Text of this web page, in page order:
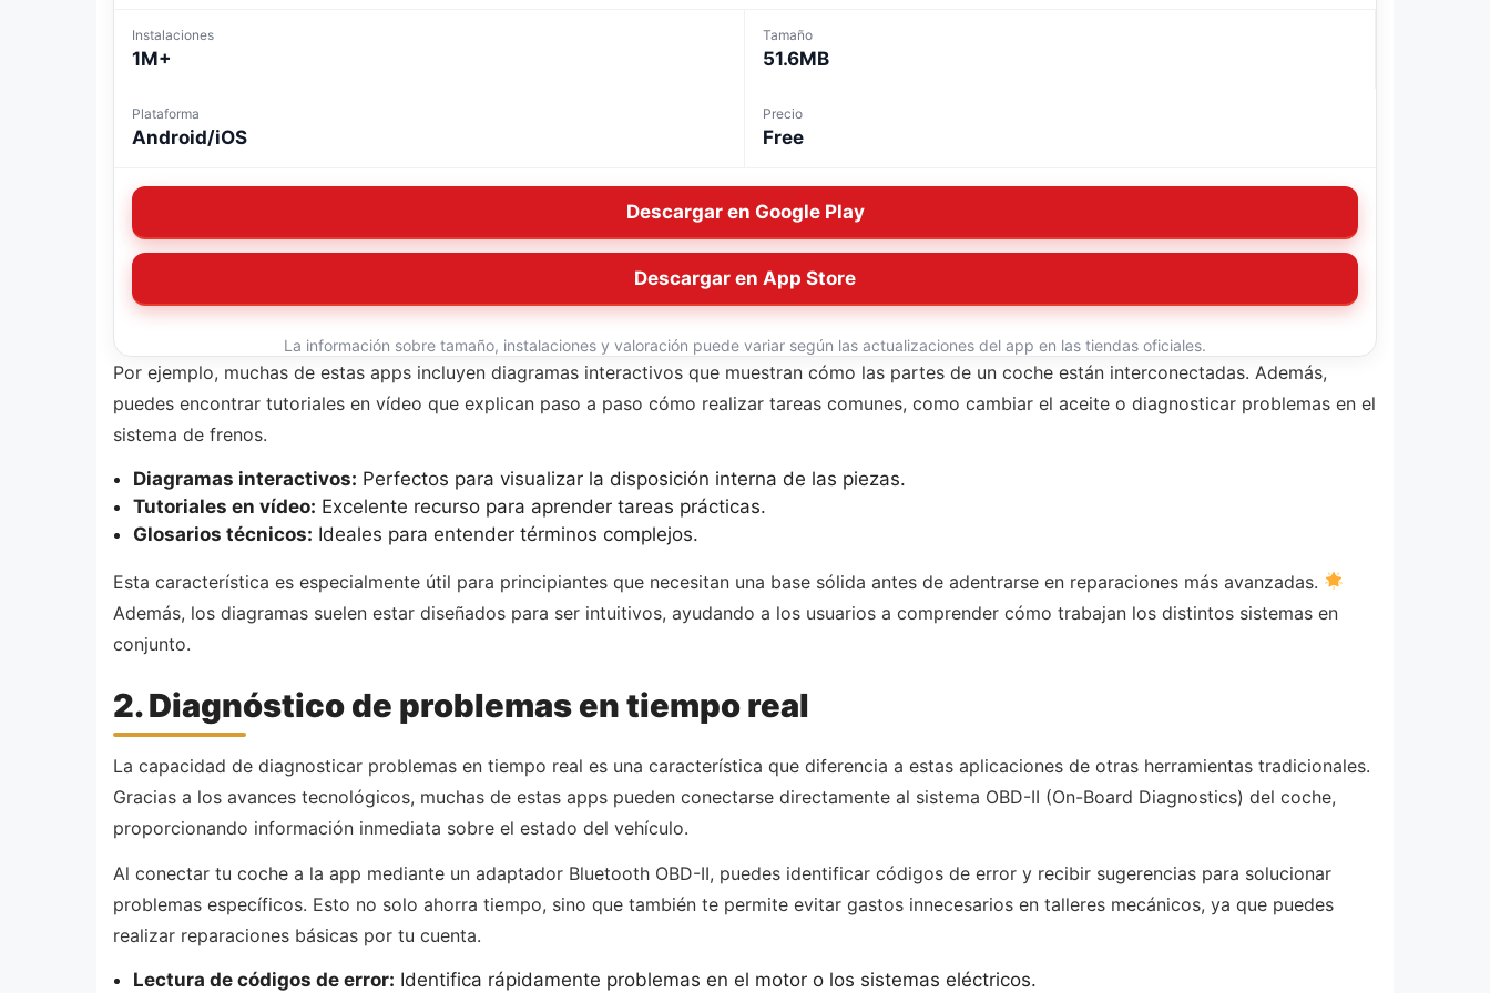
Instalaciones
1M+
Tamaño
51.6MB
Plataforma
Android/iOS
Precio
Free
Descargar en Google Play
Descargar en App Store
La información sobre tamaño, instalaciones y valoración puede variar según las actualizaciones del app en las tiendas oficiales.
Por ejemplo, muchas de estas apps incluyen diagramas interactivos que muestran cómo las partes de un coche están interconectadas. Además,
puedes encontrar tutoriales en vídeo que explican paso a paso cómo realizar tareas comunes, como cambiar el aceite o diagnosticar problemas en el
sistema de frenos.
Diagramas interactivos: Perfectos para visualizar la disposición interna de las piezas.
Tutoriales en vídeo: Excelente recurso para aprender tareas prácticas.
Glosarios técnicos: Ideales para entender términos complejos.
Esta característica es especialmente útil para principiantes que necesitan una base sólida antes de adentrarse en reparaciones más avanzadas.
Además, los diagramas suelen estar diseñados para ser intuitivos, ayudando a los usuarios a comprender cómo trabajan los distintos sistemas en
conjunto.
2. Diagnóstico de problemas en tiempo real
La capacidad de diagnosticar problemas en tiempo real es una característica que diferencia a estas aplicaciones de otras herramientas tradicionales.
Gracias a los avances tecnológicos, muchas de estas apps pueden conectarse directamente al sistema OBD-II (On-Board Diagnostics) del coche,
proporcionando información inmediata sobre el estado del vehículo.
Al conectar tu coche a la app mediante un adaptador Bluetooth OBD-II, puedes identificar códigos de error y recibir sugerencias para solucionar
problemas específicos. Esto no solo ahorra tiempo, sino que también te permite evitar gastos innecesarios en talleres mecánicos, ya que puedes
realizar reparaciones básicas por tu cuenta.
Lectura de códigos de error: Identifica rápidamente problemas en el motor o los sistemas eléctricos.